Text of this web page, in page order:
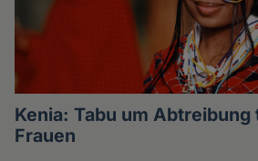
Kenia: Tabu um Abtreibung
Frauen